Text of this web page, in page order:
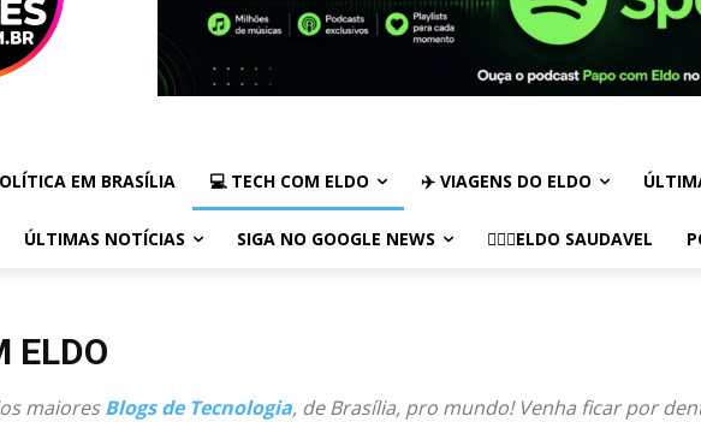
EM BRASÍLIA 💻 TECH COM ELDO ✈️ VIAGENS DO ELDO
ÚLTIMAS NOTÍCIAS SIGA NO GOOGLE NEWS 🏃🏻‍♂️ELDO SAUDAVEL
ELDO
maioresBlogs de Tecnologia, de Brasília, pro mundo! Venha ficar por